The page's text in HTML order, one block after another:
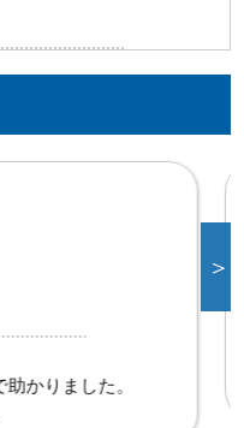
所蛇口のトラブルでお
所排水つまりのトラブ
所蛇口故障のトラブル
安でしたが直して頂
＞